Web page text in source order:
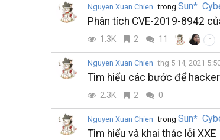
Nguyen Xuan Chien trong Sun*
Phân tích CVE-2019-8942
1.3K 2 11 +1
Nguyen Xuan Chien thg 5 14, 2021
Tìm hiểu các bước để
2.3K 2 0
Nguyen Xuan Chien trong Sun*
Tìm hiểu và khai thác lỗi XXE